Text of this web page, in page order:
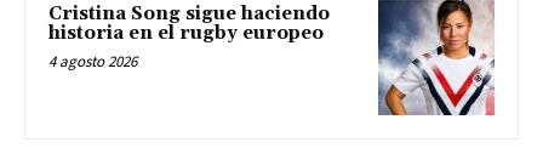
Cristina Song sigue haciendo
historia en el rugby europeo
4 agosto 2026